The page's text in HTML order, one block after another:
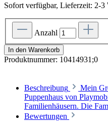
Sofort verfügbar, Lieferzeit: 2-3
Anzahl
In den Warenkorb
Produktnummer: 10414931;0
Beschreibung
Mein
Puppenhaus von
Familienhäusern. Die
Bewertungen